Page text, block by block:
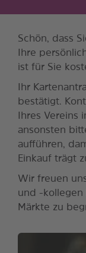
Schön, dass
Ihre
ist für Sie
Ihr
bestätigt.
Ihres Vereins
ansonsten
aufführen,
Einkauf trägt
Wir freuen
und -kollegen
Märkte zu